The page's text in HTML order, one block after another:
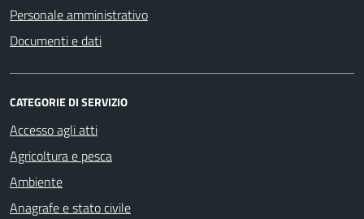
Personale amministrativo
Documenti e dati
CATEGORIE DI SERVIZIO
Accesso agli atti
Agricoltura e pesca
Ambiente
Anagrafe e stato civile